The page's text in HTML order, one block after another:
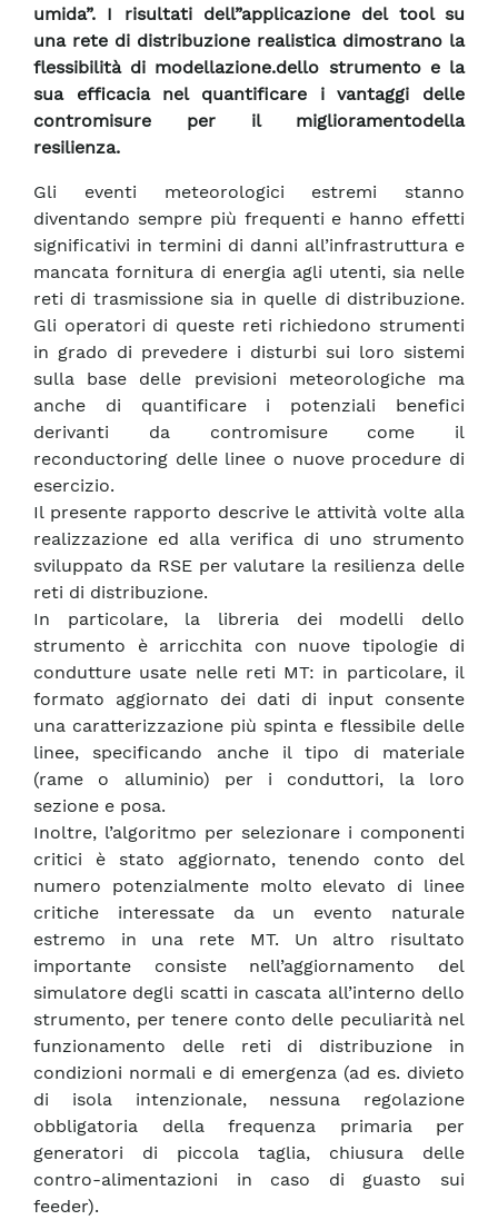
umida”. I risultati dell”applicazione del tool su
una rete di distribuzione realistica dimostrano la
flessibilità di modellazione.dello strumento e la
sua efficacia nel quantificare i vantaggi delle
contromisure per il miglioramentodella
resilienza.
Gli eventi meteorologici estremi stanno
diventando sempre più frequenti e hanno effetti
significativi in termini di danni all’infrastruttura e
mancata fornitura di energia agli utenti, sia nelle
reti di trasmissione sia in quelle di distribuzione.
Gli operatori di queste reti richiedono strumenti
in grado di prevedere i disturbi sui loro sistemi
sulla base delle previsioni meteorologiche ma
anche di quantificare i potenziali benefici
derivanti da contromisure come il
reconductoring delle linee o nuove procedure di
esercizio.
Il presente rapporto descrive le attività volte alla
realizzazione ed alla verifica di uno strumento
sviluppato da RSE per valutare la resilienza delle
reti di distribuzione.
In particolare, la libreria dei modelli dello
strumento è arricchita con nuove tipologie di
condutture usate nelle reti MT: in particolare, il
formato aggiornato dei dati di input consente
una caratterizzazione più spinta e flessibile delle
linee, specificando anche il tipo di materiale
(rame o alluminio) per i conduttori, la loro
sezione e posa.
Inoltre, l’algoritmo per selezionare i componenti
critici è stato aggiornato, tenendo conto del
numero potenzialmente molto elevato di linee
critiche interessate da un evento naturale
estremo in una rete MT. Un altro risultato
importante consiste nell’aggiornamento del
simulatore degli scatti in cascata all’interno dello
strumento, per tenere conto delle peculiarità nel
funzionamento delle reti di distribuzione in
condizioni normali e di emergenza (ad es. divieto
di isola intenzionale, nessuna regolazione
obbligatoria della frequenza primaria per
generatori di piccola taglia, chiusura delle
contro-alimentazioni in caso di guasto sui
feeder).